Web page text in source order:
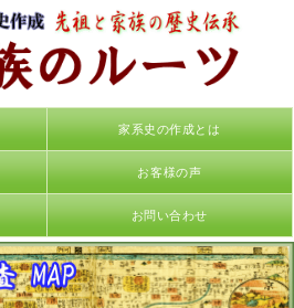
家系史の作成とは
お客様の声
お問い合わせ